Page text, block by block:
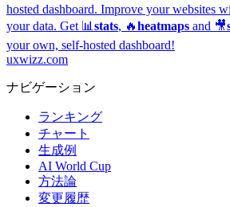
hosted dashboard. Improve your websites
your data. Get 📊 stats, 🔥heatmaps and 🎥
your own, self-hosted dashboard!
uxwizz.com
ナビゲーション
ランキング
チャート
生成例
AI World Cup
方法論
変更履歴